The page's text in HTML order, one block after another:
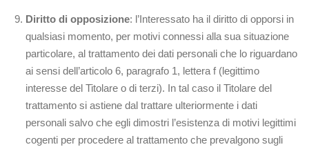
Diritto di opposizione: l’Interessato ha il diritto di opporsi in
qualsiasi momento, per motivi connessi alla sua situazione
particolare, al trattamento dei dati personali che lo riguardano
ai sensi dell’articolo 6, paragrafo 1, lettera f (legittimo
interesse del Titolare o di terzi). In tal caso il Titolare del
trattamento si astiene dal trattare ulteriormente i dati
personali salvo che egli dimostri l’esistenza di motivi legittimi
cogenti per procedere al trattamento che prevalgono sugli